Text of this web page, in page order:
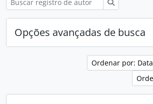
Opções avançadas de busca
Ordenar por: